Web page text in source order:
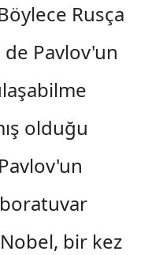
Rusça
Pavlov'un
olduğu
bir kez